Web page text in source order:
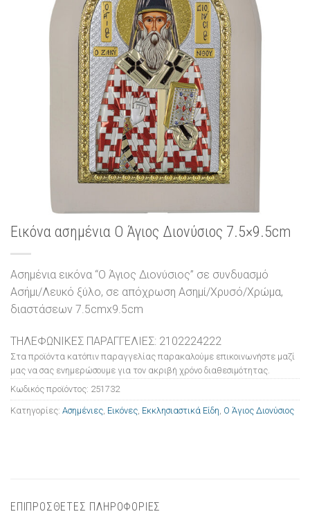
επιθυμιών
Εικόνα ασημένια Ο Άγιος Διονύσιος 7.5×9.5cm
Ασημένια εικόνα “Ο Άγιος Διονύσιος” σε συνδυασμό
Ασήμι/Λευκό ξύλο, σε απόχρωση Ασημί/Χρυσό/Χρώμα,
διαστάσεων 7.5cmx9.5cm
ΤΗΛΕΦΩΝΙΚΕΣ ΠΑΡΑΓΓΕΛΙΕΣ: 2102224222
Στα προϊόντα κατόπιν παραγγελίας παρακαλούμε επικοινωνήστε μαζί
μας να σας ενημερώσουμε για τον ακριβή χρόνο διαθεσιμότητας.
Κωδικός προϊόντος: 251732
Κατηγορίες: Ασημένιες Εικόνες Εκκλησιαστικά Είδη Ο Άγιος Διονύσιος
ΕΠΙΠΡΟΣΘΕΤΕΣ ΠΛΗΡΟΦΟΡΙΕΣ